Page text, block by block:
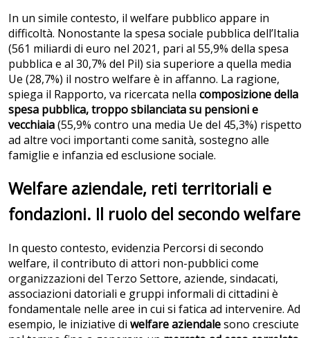
In un simile contesto, il welfare pubblico appare in
difficoltà. Nonostante la spesa sociale pubblica dell’Italia
(561 miliardi di euro nel 2021, pari al 55,9% della spesa
pubblica e al 30,7% del Pil) sia superiore a quella media
Ue (28,7%) il nostro welfare è in affanno. La ragione,
spiega il Rapporto, va ricercata nella composizione della
spesa pubblica, troppo sbilanciata su pensioni e
vecchiaia(55,9% contro una media Ue del 45,3%) rispetto
ad altre voci importanti come sanità, sostegno alle
famiglie e infanzia ed esclusione sociale.
Welfare aziendale, reti territoriali e
fondazioni. Il ruolo del secondo welfare
In questo contesto, evidenzia Percorsi di secondo
welfare, il contributo di attori non-pubblici come
organizzazioni del Terzo Settore, aziende, sindacati,
associazioni datoriali e gruppi informali di cittadini è
fondamentale nelle aree in cui si fatica ad intervenire. Ad
esempio, le iniziative di welfare aziendalesono cresciute